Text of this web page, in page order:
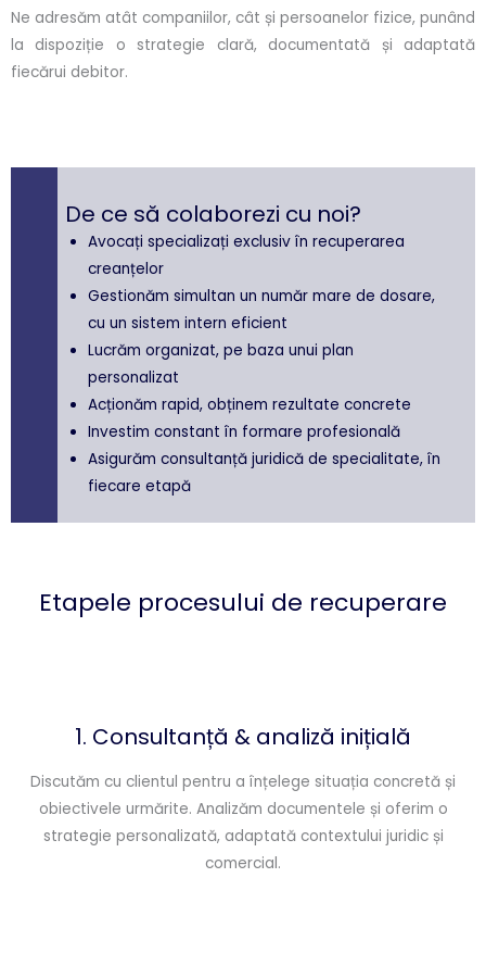
Ne adresăm atât companiilor, cât și persoanelor fizice, punând
la dispoziție o strategie clară, documentată și adaptată
fiecărui debitor.
De ce să colaborezi cu noi?
Avocați specializați exclusiv în recuperarea
creanțelor
Gestionăm simultan un număr mare de dosare,
cu un sistem intern eficient
Lucrăm organizat, pe baza unui plan
personalizat
Acționăm rapid, obținem rezultate concrete
Investim constant în formare profesională
Asigurăm consultanță juridică de specialitate, în
fiecare etapă
Etapele procesului de recuperare
1. Consultanță & analiză inițială
Discutăm cu clientul pentru a înțelege situația concretă și
obiectivele urmărite. Analizăm documentele și oferim o
strategie personalizată, adaptată contextului juridic și
comercial.